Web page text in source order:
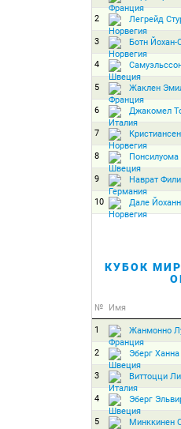
2 Легрейд
3 Ботн Йохан-
4
5 Жаклен
6 Джакомел
7
8
9 Наврат
10 Дале
КУБОК
№ Имя
1 Жанмонно
2 Эберг Ханна
3 Виттоцци
4 Эберг
5 Минккинен